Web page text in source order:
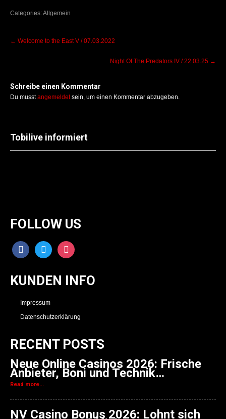
Categories:Allgemein
navigation
← Welcome to the East V / 07.03.2022
Night Of The Predators IV / 22.03.25 →
Schreibe einen Kommentar
Du musstangemeldetsein, um einen Kommentar abzugeben.
Tobilive informiert
FOLLOW US
facebooktwitter instagram
KUNDEN INFO
Impressum
Datenschutzerklärung
RECENT POSTS
Neue Online Casinos 2026: Frische
Anbieter, Boni und Technik…
Read more...
NV Casino Bonus 2026: Lohnt sich